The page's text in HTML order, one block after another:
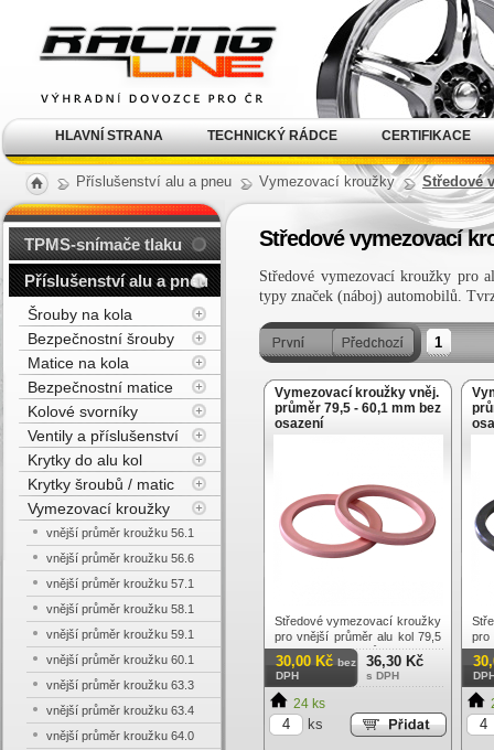
Příslušenství alu a pneu Vymezovací kroužky Středové
Středové vymezovací
Středové vymezovací kroužky pro
typy značek (náboj) automobilů.
1
Vymezovací kroužky vněj.
průměr 79,5 - 60,1 mm bez
osazení
Středové vymezovací kroužky
pro vnější průměr alu kol 79,5
mm na vnitřní průměr náboje
60,1 mm bez osazení.
Tvrzený plast - vysoká
odolnost. Cena za 1 ks
kroužku.
30,00 Kč bez
DPH
36,30 Kč
s DPH
24 ks
ks
pro
TPMS-snímače tlaku
Příslušenství alu a pneu
Šrouby na kola
Bezpečnostní šrouby
Matice na kola
Bezpečnostní matice
Kolové svorníky
Ventily a příslušenství
Krytky do alu kol
Krytky šroubů / matic
Vymezovací kroužky
vnější průměr kroužku 56.1
vnější průměr kroužku 56.6
vnější průměr kroužku 57.1
vnější průměr kroužku 58.1
vnější průměr kroužku 59.1
vnější průměr kroužku 60.1
vnější průměr kroužku 63.3
vnější průměr kroužku 63.4
vnější průměr kroužku 64.0
kola Racing Line
HLAVNÍ STRANA TECHNICKÝ RÁDCE CERTIFIKACE